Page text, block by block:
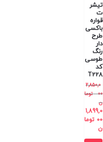
تیشر
ت
قواره
باکسی
طرح
دار
رنگ
طوسی
کد
T228
2,850,0
00
توما
ن
1,899,0
00 توما
ن